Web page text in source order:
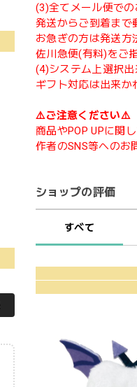
(3)全てメール便での
発送からご到着まで
お急ぎの方は発送方
佐川急便(有料)をご
(4)システム上選択出
ギフト対応は出来か
⚠️ご注意ください⚠️
商品やPOP UPに関し
作者のSNS等へのお
ショップの評価
すべて